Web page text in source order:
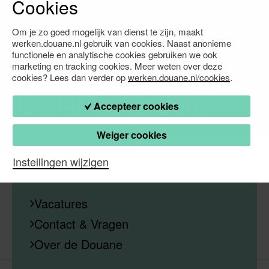
Cookies
Om je zo goed mogelijk van dienst te zijn, maakt
werken.douane.nl gebruik van cookies. Naast anonieme
functionele en analytische cookies gebruiken we ook
marketing en tracking cookies. Meer weten over deze
cookies? Lees dan verder opwerken.douane.nl/cookies.
Accepteer cookies
Weiger cookies
Instellingen wijzigen
Waarmee kunnen we je verder helpen?
Helaas! Deze pagina
is niet gevonden.
Vacatures
Contact & Vragen
Over de Douane